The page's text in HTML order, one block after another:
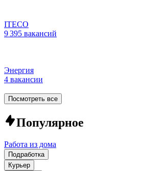
ITECO
9 395 вакансий
Энергия
4 вакансии
Посмотреть все
Популярное
Работа из дома
Подработка
Курьер